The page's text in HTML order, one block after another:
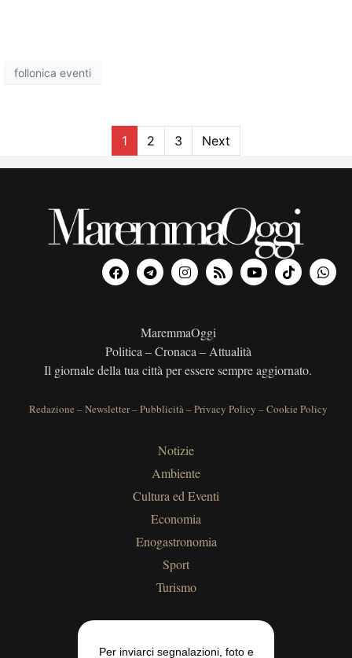
follonica eventi
1 2 3 Next
MaremmaOggi
Politica – Cronaca – Attualità
Il giornale della tua città per essere sempre aggiornato.
Redazione –Newsletter–Pubblicità–Privacy Policy –Cookie Policy
Notizie
Ambiente
Cultura ed Eventi
Economia
Enogastronomia
Sport
Turismo
Per inviarci segnalazioni, foto e